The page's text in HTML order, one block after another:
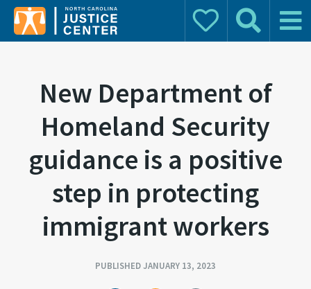
Donate Search Main
New Department of
Homeland Security
guidance is a positive
step in protecting
immigrant workers
PUBLISHED JANUARY 13, 2023